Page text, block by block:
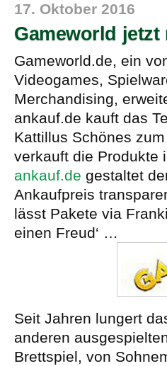
17. Oktober 2016
Gameworld
Gameworld.de, ein
Videogames,
Merchandising,
ankauf.de kauft das
Kattillus Schönes
verkauft die Produkte
ankauf.de gestaltet
Ankaufpreis
lässt Pakete via
einen Freud‘ …
Seit Jahren lungert
anderen
Brettspiel, von